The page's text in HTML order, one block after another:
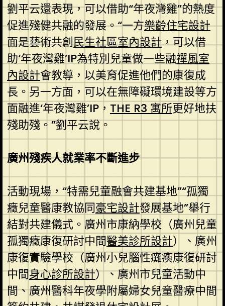
劉平云還表現，可以借助“年夜灣雞”的熱度
促進殘健共融的發展。“一方樂齡住宅設計
面是藝術共創民生社區室內設計，可以借
助‘年夜灣雞’IP為特別兒童做一些融禪風室
內設計會教導，以美育促進他們的康復成
長。另一方面，可以在無障礙環境建設等方
面融進‘年夜灣雞’IP， THE R3 寓所更好地扶
殘助殘。”劉平云說。
廣州殘疾人就業率不斷進步
活動現場，“特需兒童融會共建基地”“孤獨
癥兒童醫康教協同豪宅設計發展基地”舉行
結對共建儀式。廣州市康納學校（廣州兒童
孤獨癥康復研討中間醫美診所設計）、廣州
康復實驗學校（廣州小兒腦性癱瘓康復研討
中間身心診所設計）、廣州市兒童活動中
間、廣州醫科年夜學附屬婦女兒童醫療中間